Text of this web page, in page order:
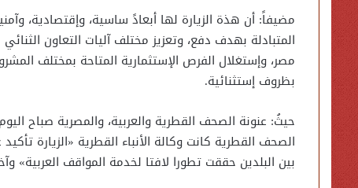
مضيفاً: أن هذة الزيارة لها أبعادً ساسية، وإقتصادية،
المتبادلة بهدف دفع، وتعزيز مختلف آليات التعاون
مصر، وإستغلال الفرص الإستثمارية المتاحة بمختلف
بظروف إستثنائية.
حيثُ: عنونة الصحف القطرية والعربية، والمصرية صباح
الصحف القطرية كانت وكالة الأنباء القطرية «الزيارة
بين البلدين حققت تطورا لافتا لخدمة المواقف